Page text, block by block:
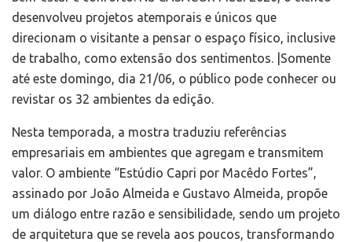
desenvolveu projetos atemporais e únicos que
direcionam o visitante a pensar o espaço físico, inclusive
de trabalho, como extensão dos sentimentos. |Somente
até este domingo, dia 21/06, o público pode conhecer ou
revistar os 32 ambientes da edição.
Nesta temporada, a mostra traduziu referências
empresariais em ambientes que agregam e transmitem
valor. O ambiente “Estúdio Capri por Macêdo Fortes”,
assinado por João Almeida e Gustavo Almeida, propõe
um diálogo entre razão e sensibilidade, sendo um projeto
de arquitetura que se revela aos poucos, transformando